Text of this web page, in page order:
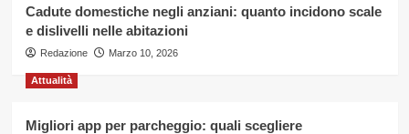
servizio
pratico
sicuro
Cadute domestiche negli anziani: quanto incidono scale
e dislivelli nelle abitazioni
Redazione Marzo 10, 2026
Attualità
Migliori app per parcheggio: quali scegliere